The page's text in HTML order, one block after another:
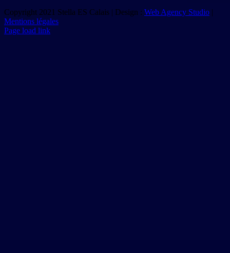
Copyright 2021 Stella ES Calais | Design : Web Agency Studio |
Mentions légales
Page load link